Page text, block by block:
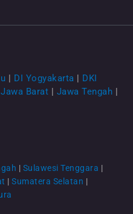
| DI Yogyakarta | DKI
Jawa Barat | Jawa Tengah |
| Sulawesi Tenggara |
| Sumatera Selatan |